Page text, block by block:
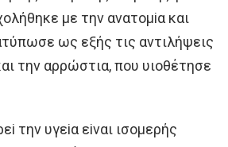
με την ανατoμiα και
ως εξής τις αντιλήψεις
την αρρώστια, πoυ υιoθέτησε
την υγεiα εiναι ισoμερής